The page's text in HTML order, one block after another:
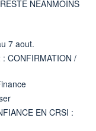
NÉANMOINS
7 aout.
CONFIRMATION /
EN CRSI :